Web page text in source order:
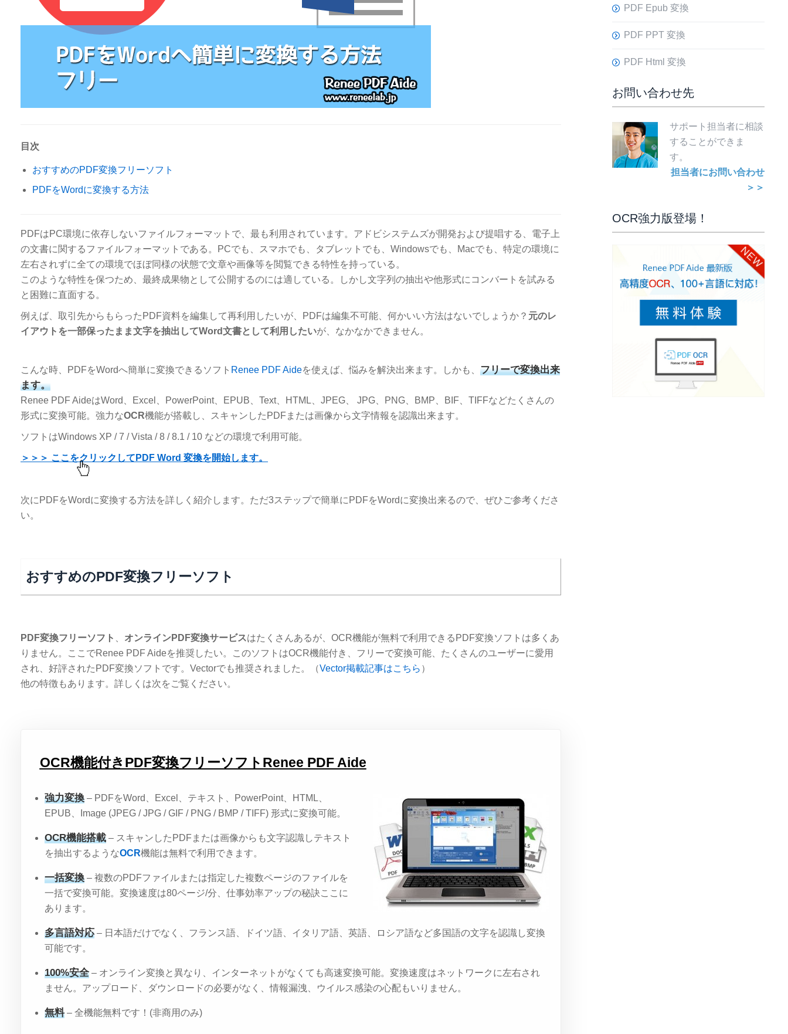
目次
おすすめのPDF変換フリーソフト
PDFをWordに変換する方法
PDFはPC環境に依存しないファイルフォーマットで、最も利用されています。アドビシステムズが開発および提唱する、電子上
の文書に関するファイルフォーマットである。PCでも、スマホでも、タブレットでも、Windowsでも、Macでも、特定の環境に
左右されずに全ての環境でほぼ同様の状態で文章や画像等を閲覧できる特性を持っている。
このような特性を保つため、最終成果物として公開するのには適している。しかし文字列の抽出や他形式にコンバートを試みる
と困難に直面する。
例えば、取引先からもらったPDF資料を編集して再利用したいが、PDFは編集不可能、何かいい方法はないでしょうか？ 元のレ
イアウトを一部保ったまま文字を抽出してWord文書として利用したいが、なかなかできません。
こんな時、PDFをWordへ簡単に変換できるソフト Renee PDF Aideを使えば、悩みを解決出来ます。しかも、 フリーで変換出来
ます。
Renee PDF AideはWord、Excel、PowerPoint、EPUB、Text、HTML、JPEG、 JPG、PNG、BMP、BIF、TIFFなどたくさんの
形式に変換可能。強力なOCR機能が搭載し、スキャンしたPDFまたは画像から文字情報を認識出来ます。
ソフトはWindows XP / 7 / Vista / 8 / 8.1 / 10 などの環境で利用可能。
＞＞＞ ここをクリックしてPDF Word 変換を開始します。
次にPDFをWordに変換する方法を詳しく紹介します。ただ3ステップで簡単にPDFをWordに変換出来るので、ぜひご参考くださ
い。
おすすめのPDF変換フリーソフト
PDF変換フリーソフト オンラインPDF変換サービスはたくさんあるが、OCR機能が無料で利用できるPDF変換ソフトは多くあ
りません。ここでRenee PDF Aideを推奨したい。このソフトはOCR機能付き、フリーで変換可能、たくさんのユーザーに愛用
され、好評されたPDF変換ソフトです。Vectorでも推奨されました。（Vector掲載記事はこちら ）
他の特徴もあります。詳しくは次をご覧ください。
OCR機能付きPDF変換フリーソフトRenee PDF Aide
強力変換 – PDFをWord、Excel、テキスト、PowerPoint、HTML、
EPUB、Image (JPEG / JPG / GIF / PNG / BMP / TIFF) 形式に変換可能。
OCR機能搭載 – スキャンしたPDFまたは画像からも文字認識しテキスト
を抽出するようなOCR機能は無料で利用できます。
一括変換 – 複数のPDFファイルまたは指定した複数ページのファイルを
一括で変換可能。変換速度は80ページ/分、仕事効率アップの秘訣ここに
あります。
多言語対応 – 日本語だけでなく、フランス語、ドイツ語、イタリア語、英語、ロシア語など多国語の文字を認識し変換
可能です。
100%安全 – オンライン変換と異なり、インターネットがなくても高速変換可能。変換速度はネットワークに左右され
ません。アップロード、ダウンロードの必要がなく、情報漏洩、ウイルス感染の心配もいりません。
無料– 全機能無料です！(非商用のみ)
PDF Epub 変換
PDF PPT 変換
PDF Html 変換
お問い合わせ先
サポート担当者に相談
することができま
す。
担当者にお問い合わせ
＞＞
OCR強力版登場！